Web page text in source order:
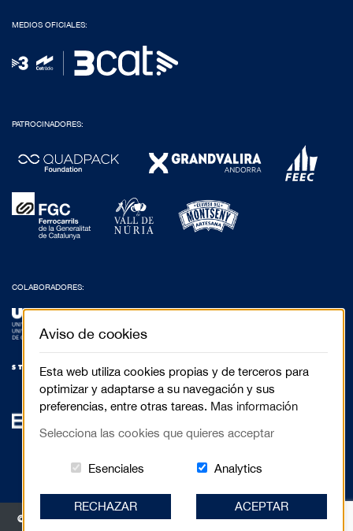
MEDIOS OFICIALES:
PATROCINADORES:
COLABORADORES:
© 2017 Festival de Cinema de Muntanya de Torelló - Anselm Clavé, 5 3r 2a |
Aviso de cookies
Esta web utiliza cookies propias y de terceros para
optimizar y adaptarse a su navegación y sus
preferencias, entre otras tareas. Mas información
Selecciona las cookies que quieres acceptar
Esenciales Estas cookies són essenciales para
AnalyticsCookies related
RECHAZAR ACEPTAR